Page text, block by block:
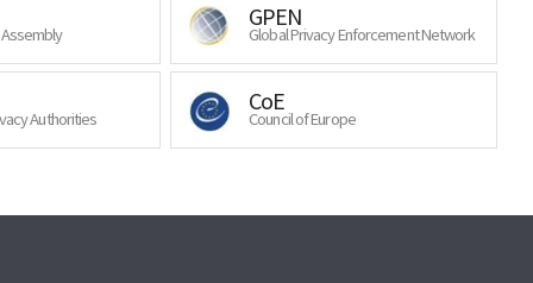
GPEN
Global Privacy Enforcement Network
Authorities
CoE
Council of Europe